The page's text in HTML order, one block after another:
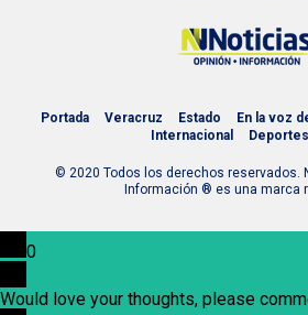
Portada Veracruz Estado En la voz
Internacional
Deportes
© 2020 Todos los derechos reservados.
Información ® es una marca
0
Would love your thoughts, please